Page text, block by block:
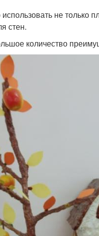
не только
стен.
количество